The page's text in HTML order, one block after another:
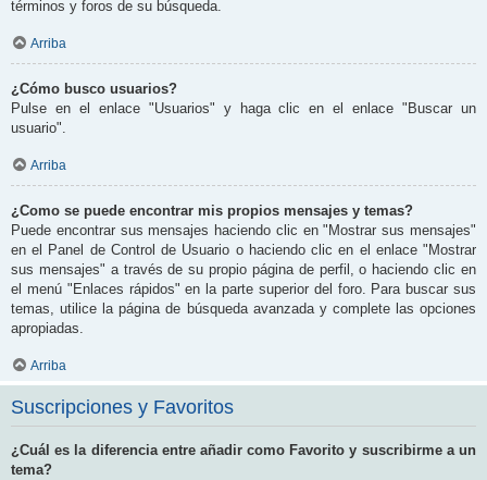
términos y foros de su búsqueda.
Arriba
¿Cómo busco usuarios?
Pulse en el enlace "Usuarios" y haga clic en el enlace "Buscar un
usuario".
Arriba
¿Como se puede encontrar mis propios mensajes y temas?
Puede encontrar sus mensajes haciendo clic en "Mostrar sus mensajes"
en el Panel de Control de Usuario o haciendo clic en el enlace "Mostrar
sus mensajes" a través de su propio página de perfil, o haciendo clic en
el menú "Enlaces rápidos" en la parte superior del foro. Para buscar sus
temas, utilice la página de búsqueda avanzada y complete las opciones
apropiadas.
Arriba
Suscripciones y Favoritos
¿Cuál es la diferencia entre añadir como Favorito y suscribirme a un
tema?